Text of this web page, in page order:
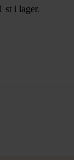
st i lager.